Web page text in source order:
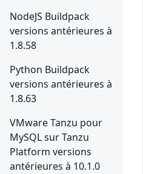
NodeJS Buildpack
versions antérieures à
1.8.58
Python Buildpack
versions antérieures à
1.8.63
VMware Tanzu pour
MySQL sur Tanzu
Platform versions
antérieures à 10.1.0